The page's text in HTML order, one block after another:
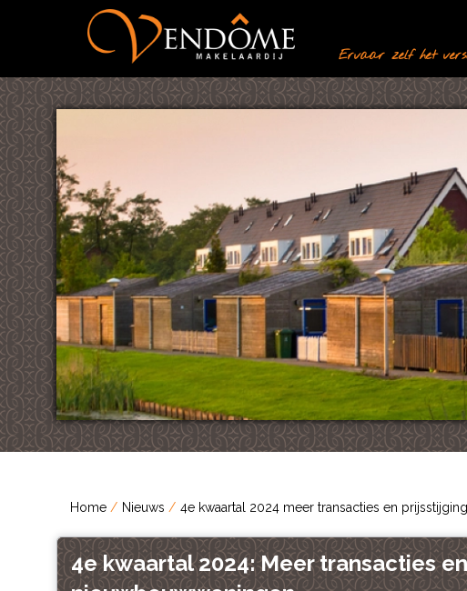
Ervaar zelf het
Home Nieuws 4e kwaartal 2024 meer transacties en
4e kwaartal 2024: Meer transacties